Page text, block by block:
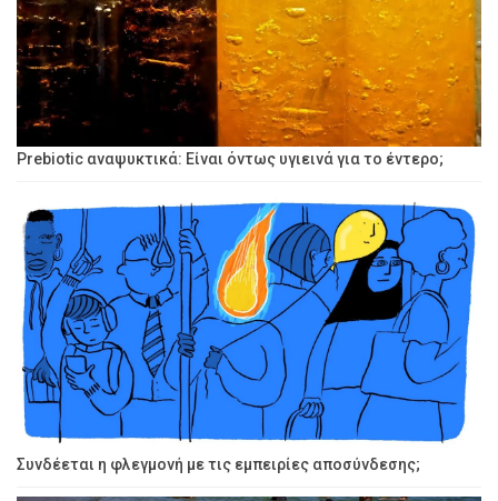
Prebiotic αναψυκτικά: Είναι όντως υγιεινά για το έντερο;
Συνδέεται η φλεγμονή με τις εμπειρίες αποσύνδεσης;